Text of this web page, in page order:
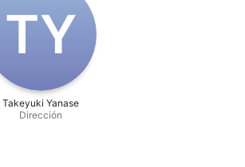
T‌Y
Takeyuki Yanase
Dirección